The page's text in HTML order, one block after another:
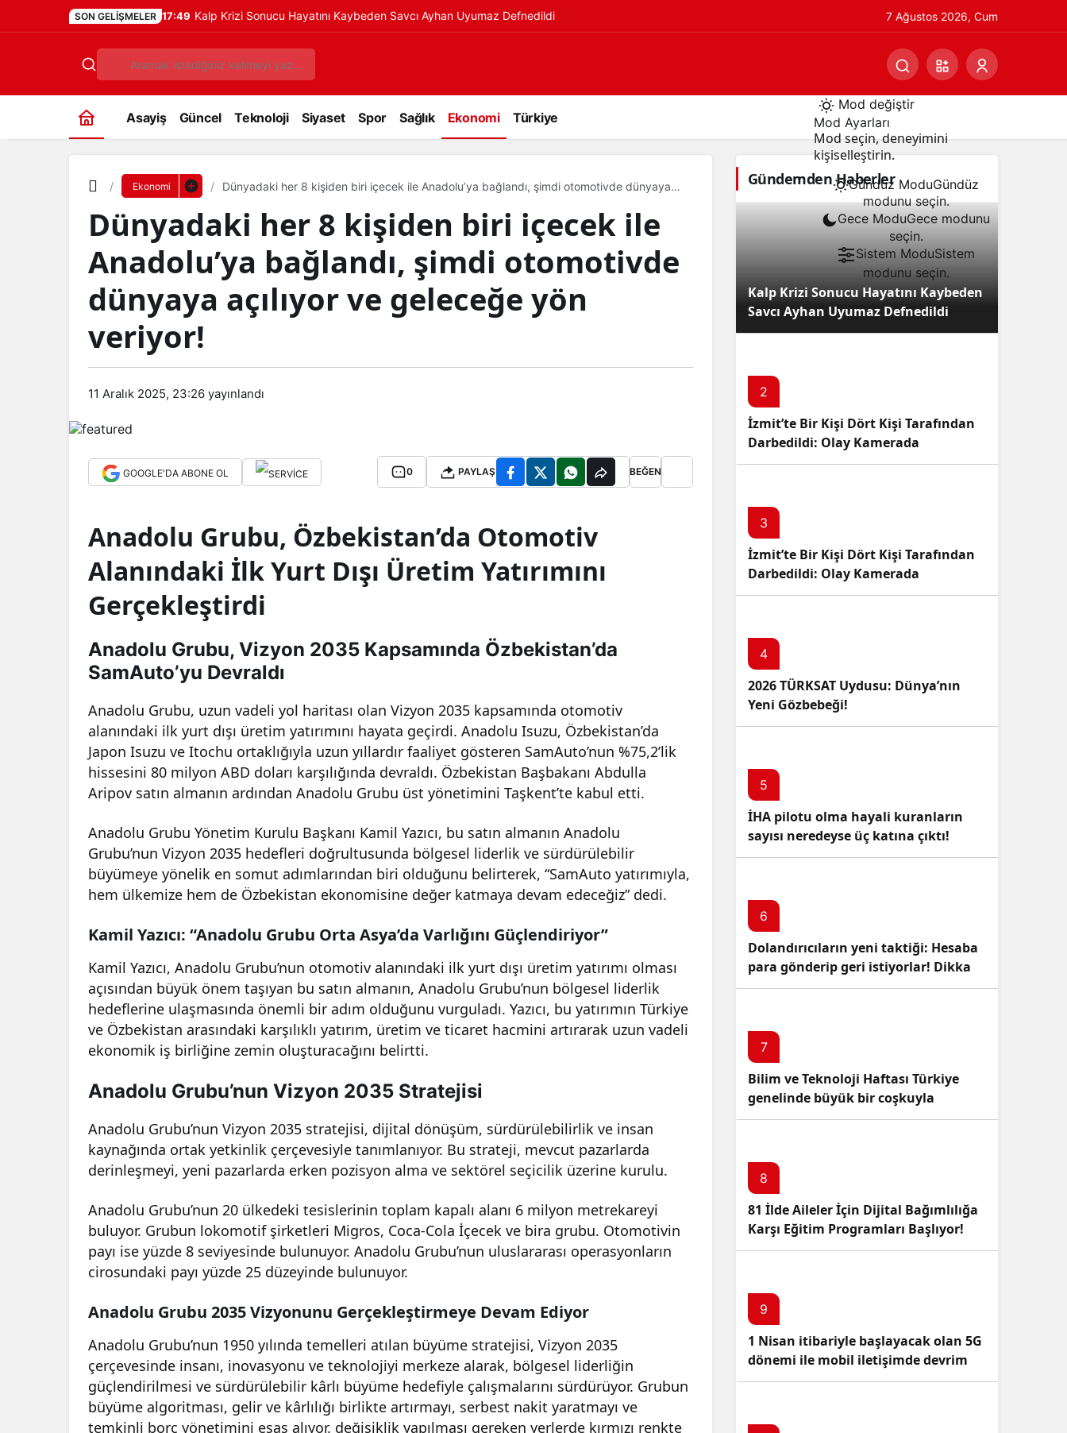
SON GELIŞMELER 17:49 Kalp Krizi Sonucu Hayatını Kaybeden Savcı Ayhan Uyumaz Defnedildi 7 Ağustos 2026, Cum
Asayiş Güncel Teknoloji Siyaset Spor Sağlık Ekonomi Türkiye
Mod değiştir
Mod Ayarları
Mod seçin, deneyimini
kişiselleştirin.
Gündüz ModuGündüz
modunu seçin.
Gece ModuGece modunu
seçin.
Sistem ModuSistem
modunu seçin.
Ekonomi
Dünyadaki her 8 kişiden biri içecek ile Anadolu’ya bağlandı, şimdi otomotivde dünyaya
Dünyadaki her 8 kişiden biri içecek ile
Anadolu’ya bağlandı, şimdi otomotivde
dünyaya açılıyor ve geleceğe yön
veriyor!
11 Aralık 2025, 23:26 yayınlandı
GOOGLE'DA ABONE OL 0 PAYLAŞ BEĞEN
Anadolu Grubu, Özbekistan’da Otomotiv
Alanındaki İlk Yurt Dışı Üretim Yatırımını
Gerçekleştirdi
Anadolu Grubu, Vizyon 2035 Kapsamında Özbekistan’da
SamAuto’yu Devraldı
Anadolu Grubu, uzun vadeli yol haritası olan Vizyon 2035 kapsamında otomotiv
alanındaki ilk yurt dışı üretim yatırımını hayata geçirdi. Anadolu Isuzu, Özbekistan’da
Japon Isuzu ve Itochu ortaklığıyla uzun yıllardır faaliyet gösteren SamAuto’nun %75,2’lik
hissesini 80 milyon ABD doları karşılığında devraldı. Özbekistan Başbakanı Abdulla
Aripov satın almanın ardından Anadolu Grubu üst yönetimini Taşkent’te kabul etti.
Anadolu Grubu Yönetim Kurulu Başkanı Kamil Yazıcı, bu satın almanın Anadolu
Grubu’nun Vizyon 2035 hedefleri doğrultusunda bölgesel liderlik ve sürdürülebilir
büyümeye yönelik en somut adımlarından biri olduğunu belirterek, “SamAuto yatırımıyla,
hem ülkemize hem de Özbekistan ekonomisine değer katmaya devam edeceğiz” dedi.
Kamil Yazıcı: “Anadolu Grubu Orta Asya’da Varlığını Güçlendiriyor”
Kamil Yazıcı, Anadolu Grubu’nun otomotiv alanındaki ilk yurt dışı üretim yatırımı olması
açısından büyük önem taşıyan bu satın almanın, Anadolu Grubu’nun bölgesel liderlik
hedeflerine ulaşmasında önemli bir adım olduğunu vurguladı. Yazıcı, bu yatırımın Türkiye
ve Özbekistan arasındaki karşılıklı yatırım, üretim ve ticaret hacmini artırarak uzun vadeli
ekonomik iş birliğine zemin oluşturacağını belirtti.
Anadolu Grubu’nun Vizyon 2035 Stratejisi
Anadolu Grubu’nun Vizyon 2035 stratejisi, dijital dönüşüm, sürdürülebilirlik ve insan
kaynağında ortak yetkinlik çerçevesiyle tanımlanıyor. Bu strateji, mevcut pazarlarda
derinleşmeyi, yeni pazarlarda erken pozisyon alma ve sektörel seçicilik üzerine kurulu.
Anadolu Grubu’nun 20 ülkedeki tesislerinin toplam kapalı alanı 6 milyon metrekareyi
buluyor. Grubun lokomotif şirketleri Migros, Coca-Cola İçecek ve bira grubu. Otomotivin
payı ise yüzde 8 seviyesinde bulunuyor. Anadolu Grubu’nun uluslararası operasyonların
cirosundaki payı yüzde 25 düzeyinde bulunuyor.
Anadolu Grubu 2035 Vizyonunu Gerçekleştirmeye Devam Ediyor
Anadolu Grubu’nun 1950 yılında temelleri atılan büyüme stratejisi, Vizyon 2035
çerçevesinde insanı, inovasyonu ve teknolojiyi merkeze alarak, bölgesel liderliğin
güçlendirilmesi ve sürdürülebilir kârlı büyüme hedefiyle çalışmalarını sürdürüyor. Grubun
büyüme algoritması, gelir ve kârlılığı birlikte artırmayı, serbest nakit yaratmayı ve
temkinli borç yönetimini esas alıyor. değişiklik yapılması gereken yerlerde kırmızı renkte
Gündemden Haberler
Kalp Krizi Sonucu Hayatını Kaybeden
Savcı Ayhan Uyumaz Defnedildi
2
İzmit’te Bir Kişi Dört Kişi Tarafından
Darbedildi: Olay Kamerada
3
İzmit’te Bir Kişi Dört Kişi Tarafından
Darbedildi: Olay Kamerada
4
2026 TÜRKSAT Uydusu: Dünya’nın
Yeni Gözbebeği!
5
İHA pilotu olma hayali kuranların
sayısı neredeyse üç katına çıktı!
6
Dolandırıcıların yeni taktiği: Hesaba
para gönderip geri istiyorlar! Dikkat
Edin!
7
Bilim ve Teknoloji Haftası Türkiye
genelinde büyük bir coşkuyla
kutlandı: İşte Etkinlikler ve
8
81 İlde Aileler İçin Dijital Bağımlılığa
Karşı Eğitim Programları Başlıyor!
9
1 Nisan itibariyle başlayacak olan 5G
dönemi ile mobil iletişimde devrim
başlıyor!